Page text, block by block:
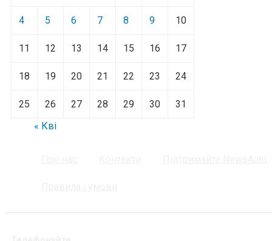
4 5 6 7 8 9 10
11 12 13 14 15 16 17
18 19 20 21 22 23 24
25 26 27 28 29 30
31
« Кві